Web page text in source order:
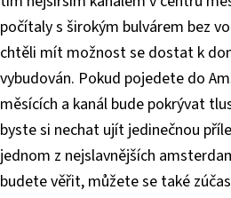
počítaly s širokým bulvárem bez
chtěli mít možnost se dostat k
vybudován. Pokud pojedete do
měsících a kanál bude pokrývat
byste si nechat ujít jedinečnou
jednom z nejslavnějších
budete věřit, můžete se také